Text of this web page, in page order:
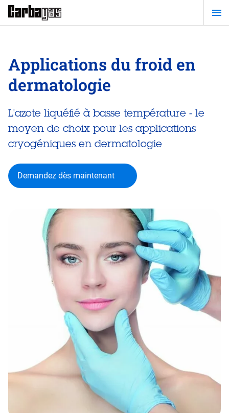
Passer
Applications du froid en
dermatologie
L'azote liquéfié à basse température - le
moyen de choix pour les applications
cryogéniques en dermatologie
Demandez dès maintenant